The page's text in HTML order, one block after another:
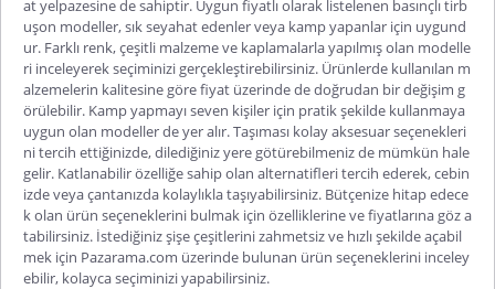
at yelpazesine de sahiptir. Uygun fiyatlı olarak listelenen basınçlı tirb
uşon modeller, sık seyahat edenler veya kamp yapanlar için uygund
ur. Farklı renk, çeşitli malzeme ve kaplamalarla yapılmış olan modelle
ri inceleyerek seçiminizi gerçekleştirebilirsiniz. Ürünlerde kullanılan m
alzemelerin kalitesine göre fiyat üzerinde de doğrudan bir değişim g
örülebilir. Kamp yapmayı seven kişiler için pratik şekilde kullanmaya
uygun olan modeller de yer alır. Taşıması kolay aksesuar seçenekleri
ni tercih ettiğinizde, dilediğiniz yere götürebilmeniz de mümkün hale
gelir. Katlanabilir özelliğe sahip olan alternatifleri tercih ederek, cebin
izde veya çantanızda kolaylıkla taşıyabilirsiniz. Bütçenize hitap edece
k olan ürün seçeneklerini bulmak için özelliklerine ve fiyatlarına göz a
tabilirsiniz. İstediğiniz şişe çeşitlerini zahmetsiz ve hızlı şekilde açabil
mek için Pazarama.com üzerinde bulunan ürün seçeneklerini inceley
ebilir, kolayca seçiminizi yapabilirsiniz.